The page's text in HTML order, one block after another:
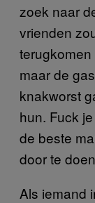
zoek naar
vrienden
maar de
knakworst
hun. Fuck
de beste
door te
Als iemand